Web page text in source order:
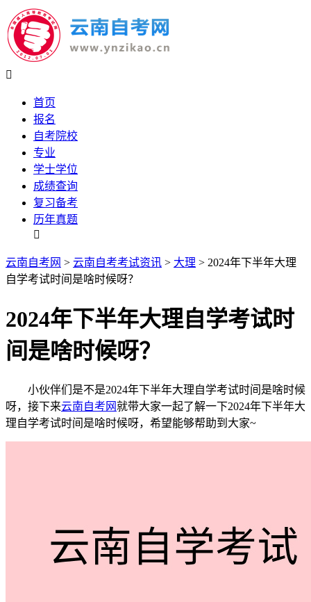

首页
报名
自考院校
专业
学士学位
成绩查询
复习备考
历年真题

云南自考网 > 云南自考考试资讯 > 大理 > 2024年下半年大理
自学考试时间是啥时候呀？
2024年下半年大理自学考试时
间是啥时候呀？
小伙伴们是不是2024年下半年大理自学考试时间是啥时候
呀，接下来云南自考网就带大家一起了解一下2024年下半年大
理自学考试时间是啥时候呀，希望能够帮助到大家~